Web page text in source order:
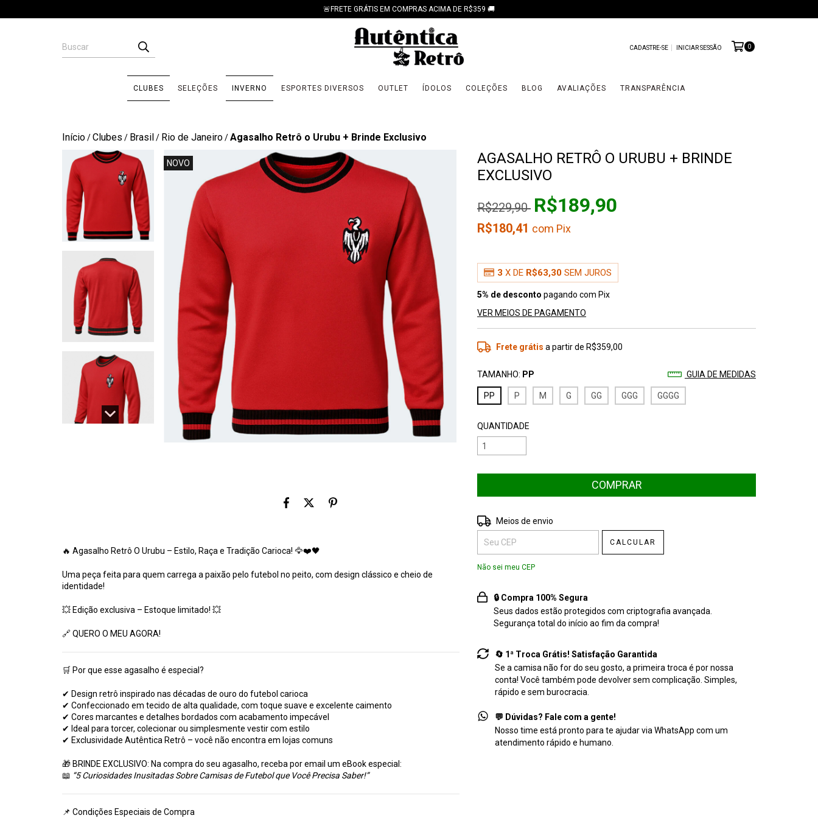
🚨FRETE GRÁTIS EM COMPRAS ACIMA DE R$359 🚚
CADASTRE-SE INICIAR SESSÃO 0
CLUBES SELEÇÕES INVERNO ESPORTES DIVERSOS OUTLET ÍDOLOS COLEÇÕES BLOG AVALIAÇÕES TRANSPARÊNCIA
Início/Clubes / Brasil / Rio de Janeiro/Agasalho Retrô o Urubu + Brinde Exclusivo
NOVO
🔥 Agasalho Retrô O Urubu – Estilo, Raça e Tradição Carioca! 🦅❤️🖤
Uma peça feita para quem carrega a paixão pelo futebol no peito, com design clássico e cheio de
identidade!
💥 Edição exclusiva – Estoque limitado! 💥
🔗QUERO O MEU AGORA!
🛒 Por que esse agasalho é especial?
✔ Design retrô inspirado nas décadas de ouro do futebol carioca
✔ Confeccionado em tecido de alta qualidade, com toque suave e excelente caimento
✔ Cores marcantes e detalhes bordados com acabamento impecável
✔ Ideal para torcer, colecionar ou simplesmente vestir com estilo
✔ Exclusividade Autêntica Retrô – você não encontra em lojas comuns
🎁 BRINDE EXCLUSIVO: Na compra do seu agasalho, receba por email um eBook especial:
📖 “5 Curiosidades Inusitadas Sobre Camisas de Futebol que Você Precisa Saber!”
📌 Condições Especiais de Compra
AGASALHO RETRÔ O URUBU + BRINDE
EXCLUSIVO
R$229,90 R$189,90
R$180,41 com Pix
3 X DE R$63,30 SEM JUROS
5% de desconto pagando com Pix
VER MEIOS DE PAGAMENTO
Frete grátis a partir de R$359,00
TAMANHO: PP GUIA DE MEDIDAS
PP P M G GG GGG GGGG
QUANTIDADE
Entregas para o CEP:
Meios de envio
CALCULAR
Não sei meu CEP
🔒 Compra 100% Segura
Seus dados estão protegidos com criptografia avançada.
Segurança total do início ao fim da compra!
🔄 1ª Troca Grátis! Satisfação Garantida
Se a camisa não for do seu gosto, a primeira troca é por nossa
conta! Você também pode devolver sem complicação. Simples,
rápido e sem burocracia.
💬 Dúvidas? Fale com a gente!
Nosso time está pronto para te ajudar via WhatsApp com um
atendimento rápido e humano.